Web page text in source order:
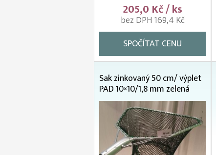
205,0 Kč / ks
bez DPH 169,4 Kč
SPOČÍTAT CENU
Sak zinkovaný 50 cm/ výplet
PAD 10×10/1,8 mm zelená